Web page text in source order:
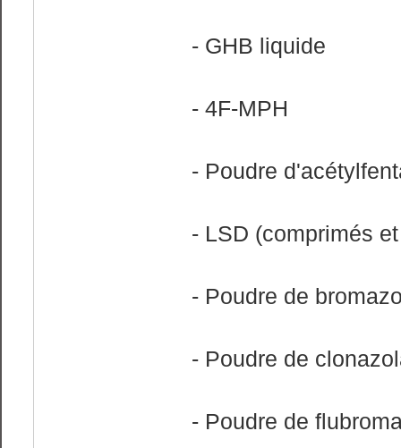
- GHB liquide
- 4F-MPH
- Poudre
- LSD (comprimés
- Poudre de
- Poudre de
- Poudre de